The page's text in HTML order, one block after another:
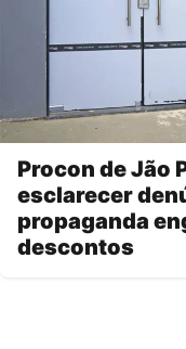
Procon de Jão
esclarecer
propaganda
descontos